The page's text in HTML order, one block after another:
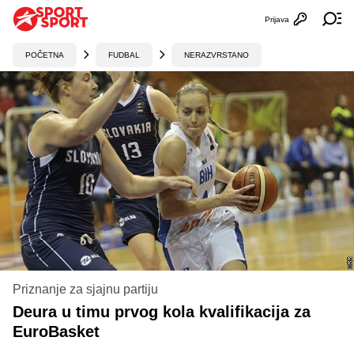
Otvori
Prijava
POČETNA FUDBAL NERAZVRSTANO
Priznanje za sjajnu partiju
Deura u timu prvog kola kvalifikacija za
EuroBasket